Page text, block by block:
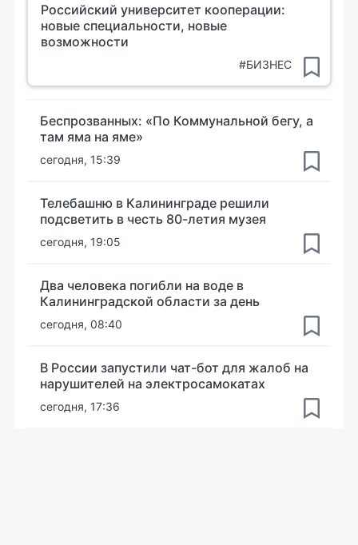
Российский университет кооперации:
новые специальности, новые
возможности
#БИЗНЕС
Беспрозванных: «По Коммунальной бегу, а
там яма на яме»
сегодня, 15:39
Телебашню в Калининграде решили
подсветить в честь 80-летия музея
сегодня, 19:05
Два человека погибли на воде в
Калининградской области за день
сегодня, 08:40
В России запустили чат-бот для жалоб на
нарушителей на электросамокатах
сегодня, 17:36